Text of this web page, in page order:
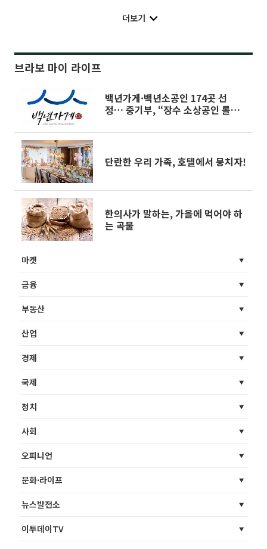
더보기
브라보 마이 라이프
백년가게·백년소공인 174곳 선
정… 중기부, “장수 소상공인 롤모
단란한 우리 가족, 호텔에서 뭉치자!
한의사가 말하는, 가을에 먹어야 하
는 곡물
마켓
금융
부동산
산업
경제
국제
정치
사회
오피니언
문화·라이프
뉴스발전소
이투데이TV